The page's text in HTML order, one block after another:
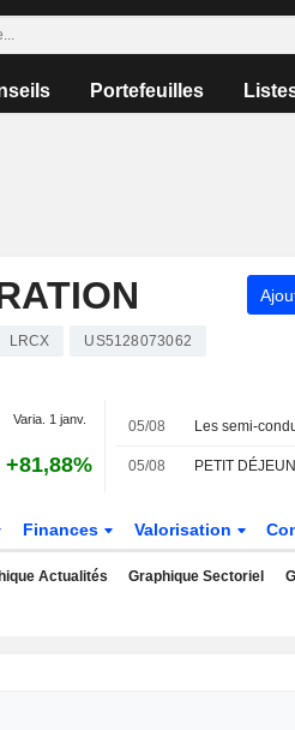
Portefeuilles
LRCX US5128073062
Varia. 1 janv.
+81,88%
05/08
05/08
Finances Valorisation
Actualités Graphique Sectoriel